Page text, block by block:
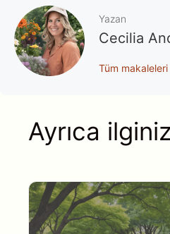
Yazan
Cecilia
Tüm
Ayrıca